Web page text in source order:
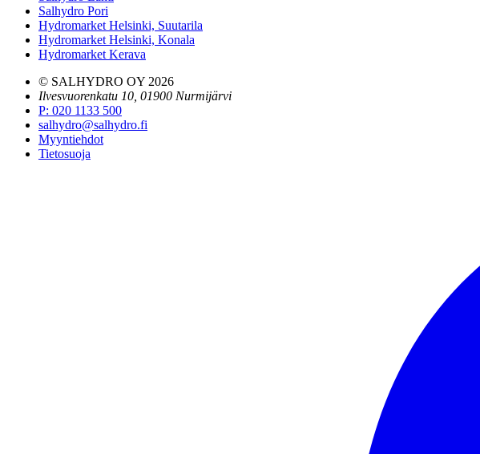
Salhydro Pori
Hydromarket Helsinki, Suutarila
Hydromarket Helsinki, Konala
Hydromarket Kerava
© SALHYDRO OY 2026
Ilvesvuorenkatu 10, 01900 Nurmijärvi
P: 020 1133 500
salhydro@salhydro.fi
Myyntiehdot
Tietosuoja